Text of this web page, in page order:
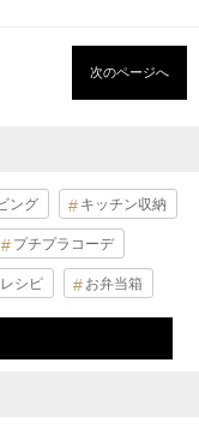
次のページへ
ング キッチン収納
プチプラコーデ
シピ お弁当箱